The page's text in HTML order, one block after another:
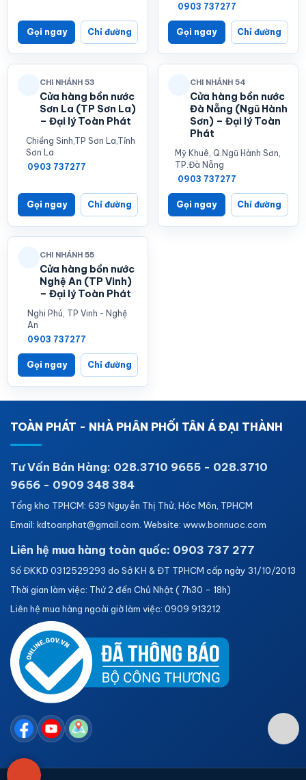
Gọi ngay Chỉ đường
0903 737277
Gọi ngay Chỉ đường
CHI NHÁNH 53
Cửa hàng bồn nước
Sơn La (TP Sơn La)
– Đại lý Toàn Phát
Chiềng Sinh,TP Sơn La,Tỉnh
Sơn La
0903 737277
Gọi ngay Chỉ đường
CHI NHÁNH 54
Cửa hàng bồn nước
Đà Nẵng (Ngũ Hành
Sơn) – Đại lý Toàn
Phát
Mỹ Khuê, Q.Ngũ Hành Sơn,
TP.Đà Nẵng
0903 737277
Gọi ngay Chỉ đường
CHI NHÁNH 55
Cửa hàng bồn nước
Nghệ An (TP Vinh)
– Đại lý Toàn Phát
Nghi Phú, TP Vinh - Nghệ
An
0903 737277
Gọi ngay Chỉ đường
TOÀN PHÁT - NHÀ PHÂN PHỐI TÂN Á ĐẠI THÀNH
Tư Vấn Bán Hàng: 028.3710 9655 - 028.3710
9656 - 0909 348 384
Tổng kho TPHCM: 639 Nguyễn Thị Thử, Hóc Môn, TPHCM
Email: kdtoanphat@gmail.com. Website: www.bonnuoc.com
Liên hệ mua hàng toàn quốc: 0903 737 277
Số ĐKKD 0312529293 do Sở KH & ĐT TPHCM cấp ngày 31/10/2013
Thời gian làm việc: Thứ 2 đến Chủ Nhật ( 7h30 - 18h)
Liên hệ mua hàng ngoài giờ làm việc: 0909 913212